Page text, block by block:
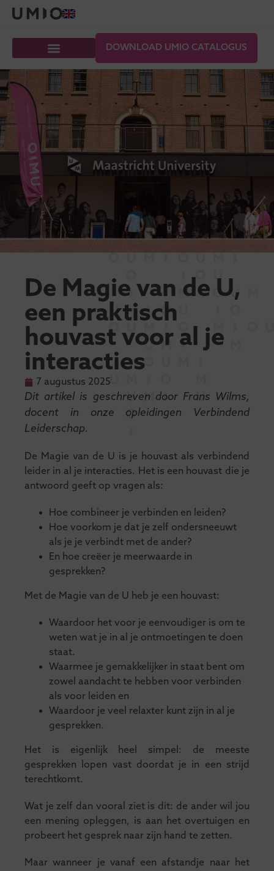
DOWNLOAD UMIO CATALOGUS
De Magie van de U,
een praktisch
houvast voor al je
interacties
7 augustus 2025
Dit artikel is geschreven door Frans Wilms,
docent in onze opleidingen Verbindend
Leiderschap.
De Magie van de U is je houvast als verbindend
leider in al je interacties. Het is een houvast die je
antwoord geeft op vragen als:
Hoe combineer je verbinden en leiden?
Hoe voorkom je dat je zelf ondersneeuwt
als je je verbindt met de ander?
En hoe creëer je meerwaarde in
gesprekken?
Met de Magie van de U heb je een houvast:
Waardoor het voor je eenvoudiger is om te
weten wat je in al je ontmoetingen te doen
staat.
Waarmee je gemakkelijker in staat bent om
zowel aandacht te hebben voor verbinden
als voor leiden en
Waardoor je veel relaxter kunt zijn in al je
gesprekken.
Het is eigenlijk heel simpel: de meeste
gesprekken lopen vast doordat je in een strijd
terechtkomt.
Wat je zelf dan vooral ziet is dit: de ander wil jou
een mening opleggen, is aan het overtuigen en
probeert het gesprek naar zijn hand te zetten.
Maar wanneer je vanaf een afstandje naar het